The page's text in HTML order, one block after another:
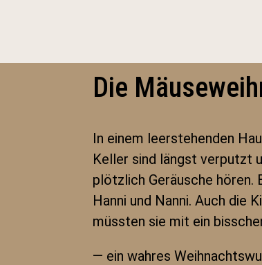
Die
In einem leerstehenden
Keller sind längst verputzt
plötzlich Geräusche hören.
Hanni und Nanni. Auch die
müssten sie mit ein
— ein wahres